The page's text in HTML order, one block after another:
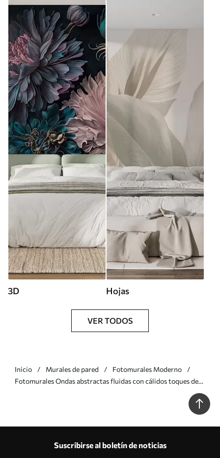
3D Hojas
VER TODOS
Inicio Murales de pared
Fotomurales Moderno
Fotomurales Ondas abstractas fluidas con cálidos toques de
Suscribirse al boletín de noticias